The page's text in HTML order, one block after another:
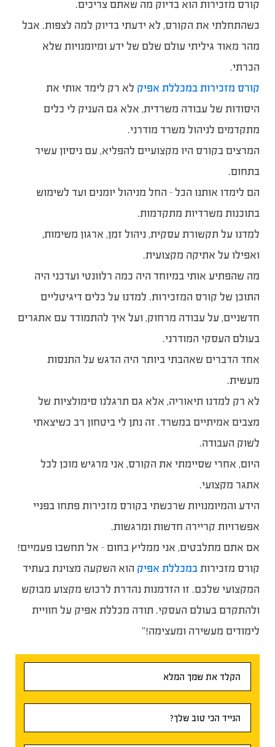
קורס מזכירות הוא בדיוק מה שאתם צריכים.
כשהתחלתי את הקורס, לא ידעתי בדיוק למה לצפות. אבל
מהר מאוד גיליתי עולם שלם של ידע ומיומנויות שלא
הכרתי.
קורס מזכירות במכללת אפיק לא רק לימד אותי את
היסודות של עבודה משרדית, אלא גם העניק לי כלים
מתקדמים לניהול משרד מודרני.
המרצים בקורס היו מקצועיים להפליא, עם ניסיון עשיר
בתחום.
הם לימדו אותנו הכל – החל מניהול יומנים ועד לשימוש
בתוכנות משרדיות מתקדמות.
למדנו על תקשורת עסקית, ניהול זמן, ארגון משימות,
ואפילו על אתיקה מקצועית.
מה שהפתיע אותי במיוחד היה כמה רלוונטי ועדכני היה
התוכן של קורס המזכירות. למדנו על כלים דיגיטליים
חדשניים, על עבודה מרחוק, ועל איך להתמודד עם אתגרים
בעולם העסקי המודרני.
אחד הדברים שאהבתי ביותר היה הדגש על התנסות
מעשית.
לא רק למדנו תיאוריה, אלא גם תרגלנו סימולציות של
מצבים אמיתיים במשרד. זה נתן לי ביטחון רב כשיצאתי
לשוק העבודה.
היום, אחרי שסיימתי את הקורס, אני מרגיש מוכן לכל
אתגר מקצועי.
הידע והמיומנויות שרכשתי בקורס מזכירות פתחו בפניי
אפשרויות קריירה חדשות ומרגשות.
אם אתם מתלבטים, אני ממליץ בחום – אל תחשבו פעמיים!
קורס מזכירותבמכללת אפיק הוא השקעה מצוינת בעתיד
המקצועי שלכם. זו הזדמנות נהדרת לרכוש מקצוע מבוקש
ולהתקדם בעולם העסקי. תודה מכללת אפיק על חוויית
לימודים מעשירה ומעצימה!”